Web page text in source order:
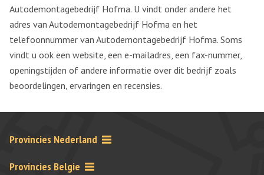
Autodemontagebedrijf Hofma. U vindt onder andere het
adres van Autodemontagebedrijf Hofma en het
telefoonnummer van Autodemontagebedrijf Hofma. Soms
vindt u ook een website, een e-mailadres, een fax-nummer,
openingstijden of andere informatie over dit bedrijf zoals
beoordelingen, ervaringen en recensies.
Provincies Nederland
Provincies Belgie